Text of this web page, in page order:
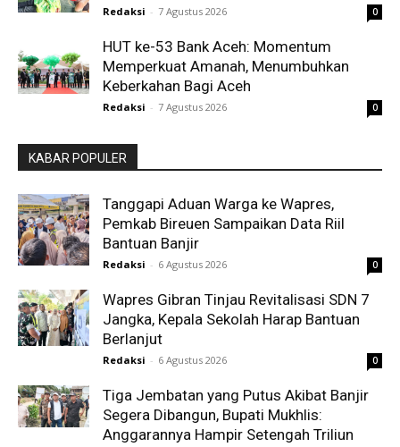
Redaksi - 7 Agustus 2026 0
HUT ke-53 Bank Aceh: Momentum
Memperkuat Amanah, Menumbuhkan
Keberkahan Bagi Aceh
Redaksi - 7 Agustus 2026 0
KABAR POPULER
Tanggapi Aduan Warga ke Wapres,
Pemkab Bireuen Sampaikan Data Riil
Bantuan Banjir
Redaksi - 6 Agustus 2026 0
Wapres Gibran Tinjau Revitalisasi SDN 7
Jangka, Kepala Sekolah Harap Bantuan
Berlanjut
Redaksi - 6 Agustus 2026 0
Tiga Jembatan yang Putus Akibat Banjir
Segera Dibangun, Bupati Mukhlis:
Anggarannya Hampir Setengah Triliun